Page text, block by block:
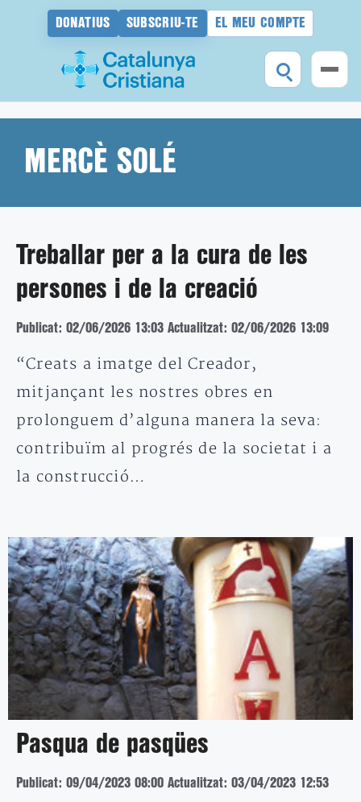
DONATIUS SUBSCRIU-TE EL MEU COMPTE
contingutMERCÈ SOLÉ
Treballar per a la cura de les
persones i de la creació
Publicat: 02/06/2026 13:03 Actualitzat: 02/06/2026 13:09
“Creats a imatge del Creador,
mitjançant les nostres obres en
prolonguem d’alguna manera la seva:
contribuïm al progrés de la societat i a
la construcció…
Pasqua de pasqües
Publicat: 09/04/2023 08:00 Actualitzat: 03/04/2023 12:53